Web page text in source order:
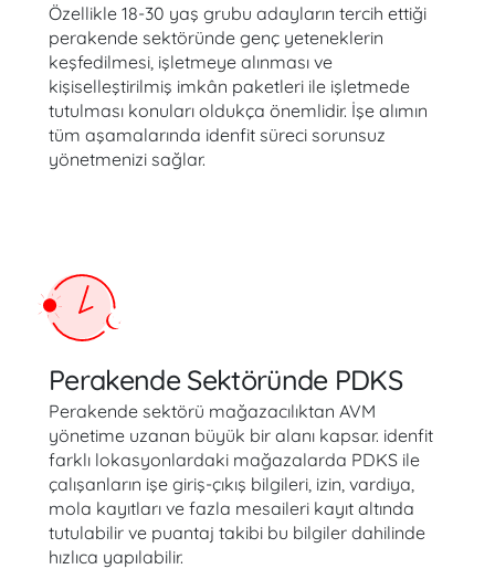
Özellikle 18-30 yaş grubu adayların tercih ettiği
perakende sektöründe genç yeteneklerin
keşfedilmesi, işletmeye alınması ve
kişiselleştirilmiş imkân paketleri ile işletmede
tutulması konuları oldukça önemlidir. İşe alımın
tüm aşamalarında idenfit süreci sorunsuz
yönetmenizi sağlar.
Perakende Sektöründe PDKS
Perakende sektörü mağazacılıktan AVM
yönetime uzanan büyük bir alanı kapsar. idenfit
farklı lokasyonlardaki mağazalarda PDKS ile
çalışanların işe giriş-çıkış bilgileri, izin, vardiya,
mola kayıtları ve fazla mesaileri kayıt altında
tutulabilir ve puantaj takibi bu bilgiler dahilinde
hızlıca yapılabilir.